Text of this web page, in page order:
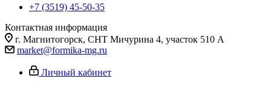
+7 (3519) 45-50-35
Контактная информация
г. Магнитогорск, СНТ Мичурина 4, участок 510 А
market@formika-mg.ru
Личный кабинет